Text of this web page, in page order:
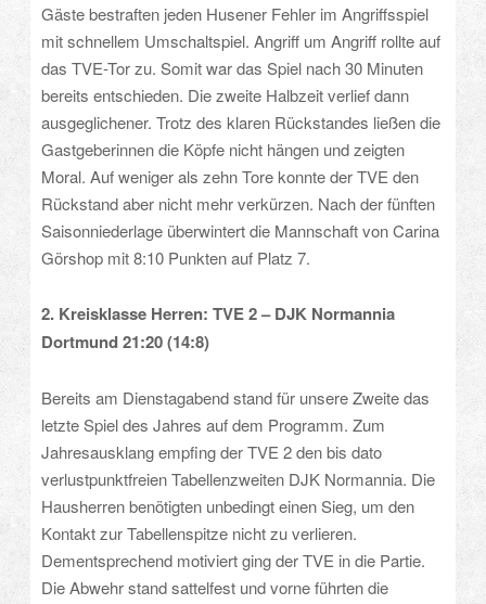
Gäste bestraften jeden Husener Fehler im Angriffsspiel
mit schnellem Umschaltspiel. Angriff um Angriff rollte auf
das TVE-Tor zu. Somit war das Spiel nach 30 Minuten
bereits entschieden. Die zweite Halbzeit verlief dann
ausgeglichener. Trotz des klaren Rückstandes ließen die
Gastgeberinnen die Köpfe nicht hängen und zeigten
Moral. Auf weniger als zehn Tore konnte der TVE den
Rückstand aber nicht mehr verkürzen. Nach der fünften
Saisonniederlage überwintert die Mannschaft von Carina
Görshop mit 8:10 Punkten auf Platz 7.
2. Kreisklasse Herren: TVE 2 – DJK Normannia
Dortmund 21:20 (14:8)
Bereits am Dienstagabend stand für unsere Zweite das
letzte Spiel des Jahres auf dem Programm. Zum
Jahresausklang empfing der TVE 2 den bis dato
verlustpunktfreien Tabellenzweiten DJK Normannia. Die
Hausherren benötigten unbedingt einen Sieg, um den
Kontakt zur Tabellenspitze nicht zu verlieren.
Dementsprechend motiviert ging der TVE in die Partie.
Die Abwehr stand sattelfest und vorne führten die